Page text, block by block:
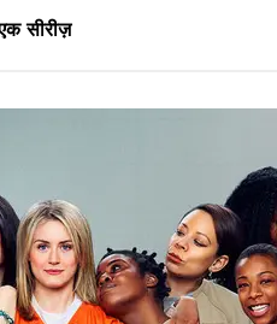
सीरीज़